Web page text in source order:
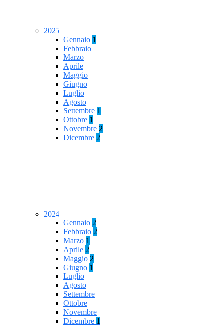
2025
Gennaio 1
Febbraio
Marzo
Aprile
Maggio
Giugno
Luglio
Agosto
Settembre 1
Ottobre 1
Novembre 2
Dicembre 2
2024
Gennaio 2
Febbraio 2
Marzo 1
Aprile 2
Maggio 2
Giugno 1
Luglio
Agosto
Settembre
Ottobre
Novembre
Dicembre 1